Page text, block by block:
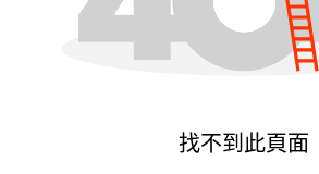
找不到此頁面